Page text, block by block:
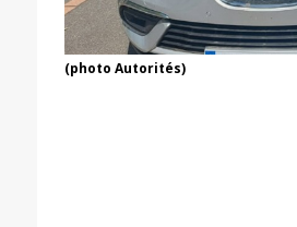
(photo Autorités)